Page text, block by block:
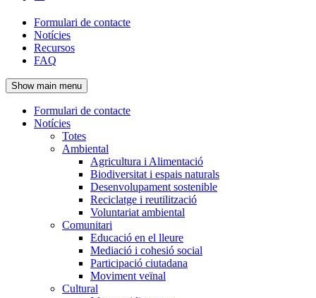
Navegació
principal
de
l'encapçalament
Formulari de contacte
Notícies
Recursos
FAQ
Show main menu
Navegació
principal
Formulari de contacte
Notícies
Totes
Ambiental
Agricultura i Alimentació
Biodiversitat i espais naturals
Desenvolupament sostenible
Reciclatge i reutilització
Voluntariat ambiental
Comunitari
Educació en el lleure
Mediació i cohesió social
Participació ciutadana
Moviment veïnal
Cultural